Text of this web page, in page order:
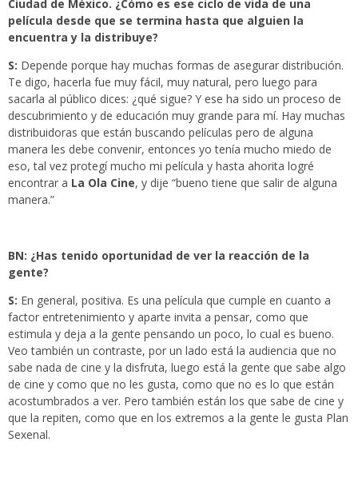
Ciudad de México. ¿Cómo es ese ciclo de vida de una
película desde que se termina hasta que alguien la
encuentra y la distribuye?
S: Depende porque hay muchas formas de asegurar distribución.
Te digo, hacerla fue muy fácil, muy natural, pero luego para
sacarla al público dices: ¿qué sigue? Y ese ha sido un proceso de
descubrimiento y de educación muy grande para mí. Hay muchas
distribuidoras que están buscando películas pero de alguna
manera les debe convenir, entonces yo tenía mucho miedo de
eso, tal vez protegí mucho mi película y hasta ahorita logré
encontrar a La Ola Cine, y dije “bueno tiene que salir de alguna
manera.”
BN: ¿Has tenido oportunidad de ver la reacción de la
gente?
S: En general, positiva. Es una película que cumple en cuanto a
factor entretenimiento y aparte invita a pensar, como que
estimula y deja a la gente pensando un poco, lo cual es bueno.
Veo también un contraste, por un lado está la audiencia que no
sabe nada de cine y la disfruta, luego está la gente que sabe algo
de cine y como que no les gusta, como que no es lo que están
acostumbrados a ver. Pero también están los que sabe de cine y
que la repiten, como que en los extremos a la gente le gusta Plan
Sexenal.